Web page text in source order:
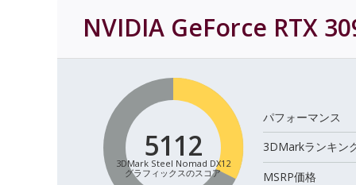
NVIDIA GeForce RTX
5112
3DMark Steel Nomad DX12
グラフィックスのスコア
パフォーマンス
3DMarkランキン
MSRP価格